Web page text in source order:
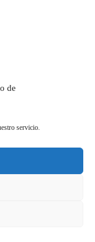
de
servicio.